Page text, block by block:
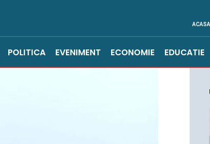
ACASA
POLITICA EVENIMENT ECONOMIE EDUCATIE